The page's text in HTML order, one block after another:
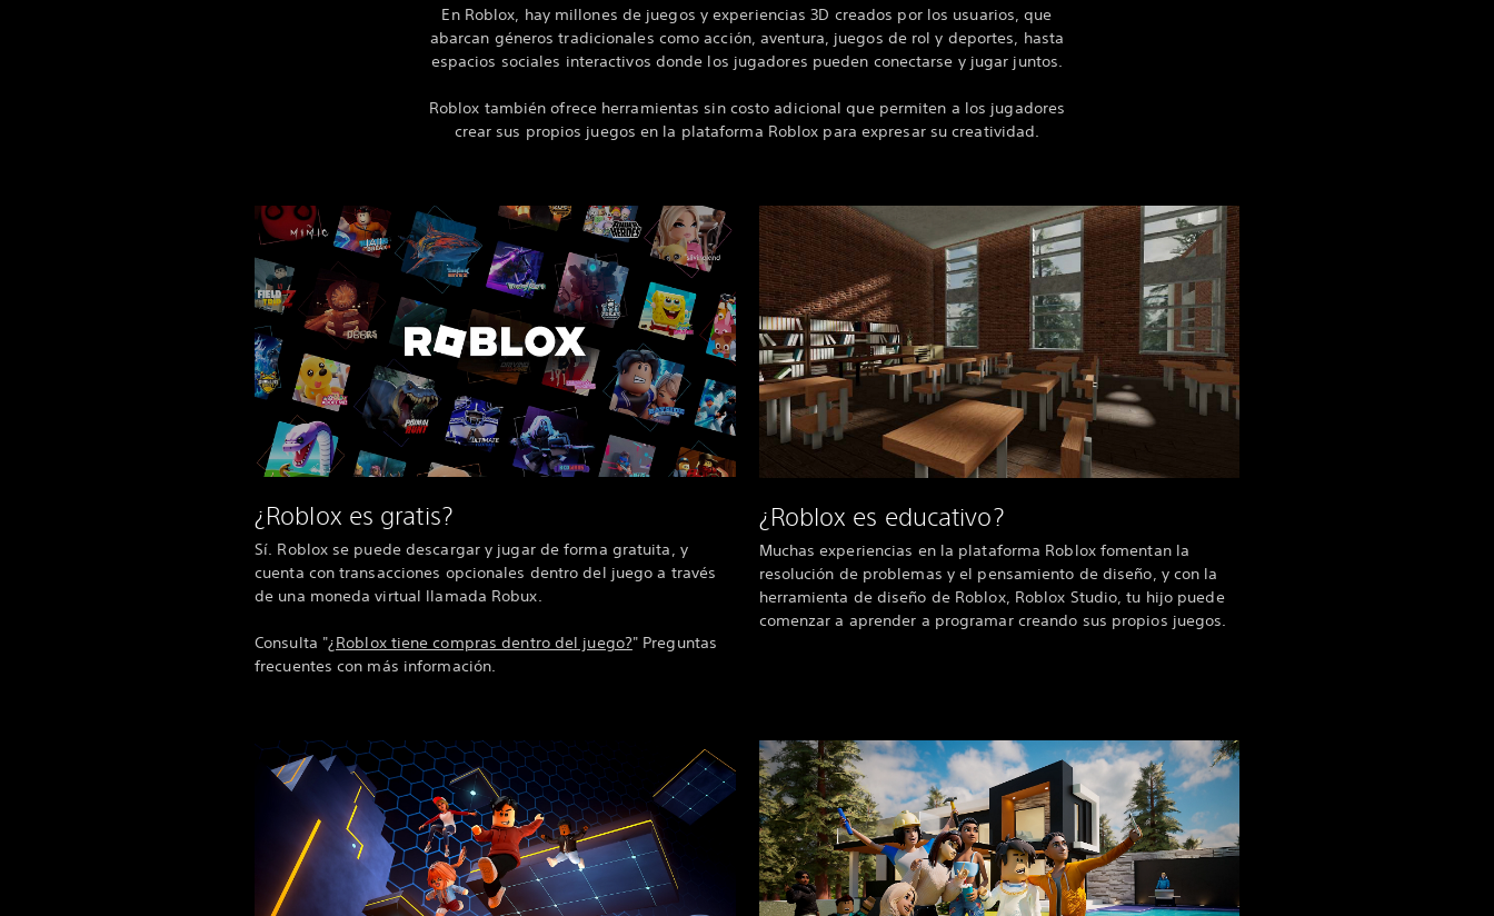
En Roblox, hay millones de juegos y experiencias 3D creados por los usuarios, que
abarcan géneros tradicionales como acción, aventura, juegos de rol y deportes, hasta
espacios sociales interactivos donde los jugadores pueden conectarse y jugar juntos.
Roblox también ofrece herramientas sin costo adicional que permiten a los jugadores
crear sus propios juegos en la plataforma Roblox para expresar su creatividad.
¿Roblox es gratis?
Sí. Roblox se puede descargar y jugar de forma gratuita, y
cuenta con transacciones opcionales dentro del juego a través
de una moneda virtual llamada Robux.
Consulta "¿Roblox tiene compras dentro del juego?" Preguntas
frecuentes con más información.
¿Roblox es educativo?
Muchas experiencias en la plataforma Roblox fomentan la
resolución de problemas y el pensamiento de diseño, y con la
herramienta de diseño de Roblox, Roblox Studio, tu hijo puede
comenzar a aprender a programar creando sus propios juegos.